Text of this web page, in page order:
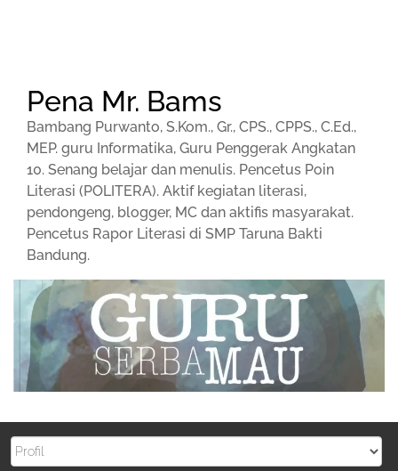
Pena Mr. Bams
Bambang Purwanto, S.Kom., Gr., CPS., CPPS., C.Ed.,
MEP. guru Informatika, Guru Penggerak Angkatan
10. Senang belajar dan menulis. Pencetus Poin
Literasi (POLITERA). Aktif kegiatan literasi,
pendongeng, blogger, MC dan aktifis masyarakat.
Pencetus Rapor Literasi di SMP Taruna Bakti
Bandung.